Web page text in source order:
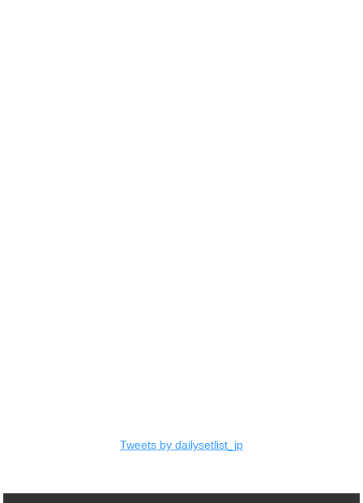
Tweets by dailysetlist_jp